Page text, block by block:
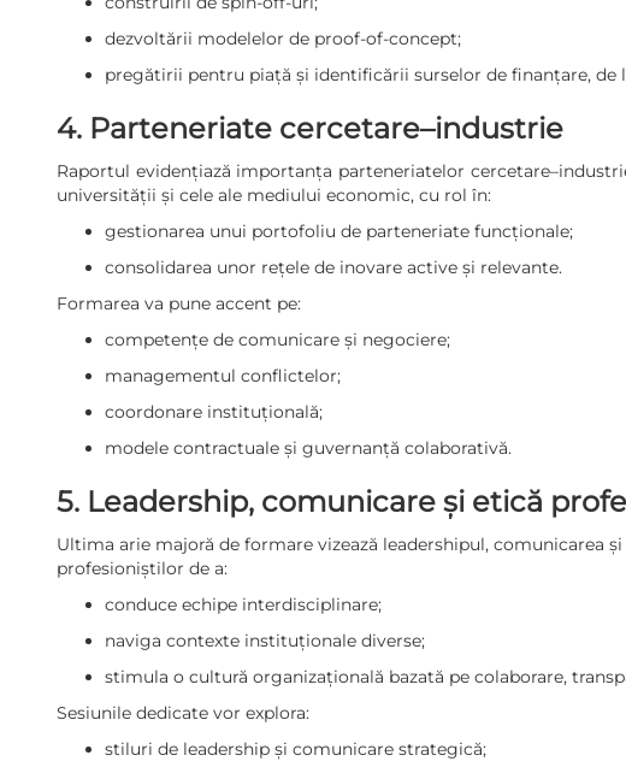
dezvoltării modelelor de proof-of-concept;
pregătirii pentru piață și identificării surselor de finanțare, de
4. Parteneriate cercetare–industrie
Raportul evidențiază importanța parteneriatelor
universității și cele ale mediului economic, cu rol în:
gestionarea unui portofoliu de parteneriate funcționale;
consolidarea unor rețele de inovare active și relevante.
Formarea va pune accent pe:
competențe de comunicare și negociere;
managementul conflictelor;
coordonare instituțională;
modele contractuale și guvernanță colaborativă.
5. Leadership, comunicare și etică
Ultima arie majoră de formare vizează leadershipul, comunicarea
profesioniștilor de a:
conduce echipe interdisciplinare;
naviga contexte instituționale diverse;
stimula o cultură organizațională bazată pe colaborare,
Sesiunile dedicate vor explora:
stiluri de leadership și comunicare strategică;